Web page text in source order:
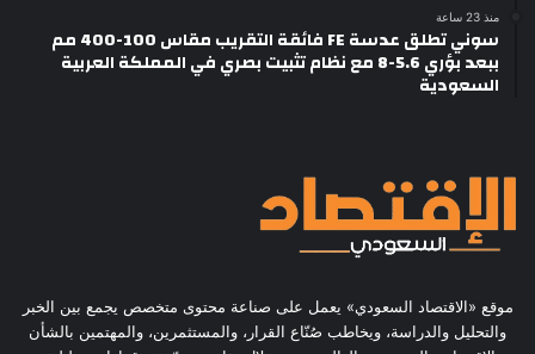
منذ 23 ساعة
سوني تطلق عدسة FE فائقة التقريب مقاس 100-400 مم
ببعد بؤري 5.6-8 مع نظام تثبيت بصري في المملكة العربية
السعودية
موقع «الاقتصاد السعودي» يعمل على صناعة محتوى متخصص يجمع بين الخبر
والتحليل والدراسة، ويخاطب صُنّاع القرار، والمستثمرين، والمهتمين بالشأن